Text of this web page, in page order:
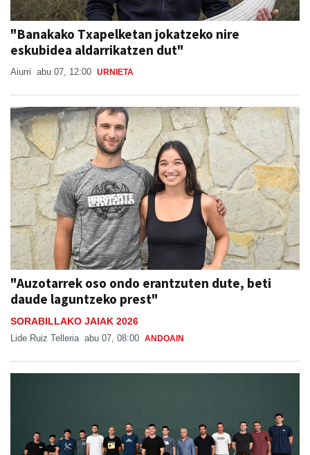
"Banakako Txapelketan jokatzeko nire
eskubidea aldarrikatzen dut"
Aiurri abu 07, 12:00 URNIETA
"Auzotarrek oso ondo erantzuten dute, beti
daude laguntzeko prest"
SORABILLAKO JAIAK 2026
Lide Ruiz Telleria abu 07, 08:00 ANDOAIN